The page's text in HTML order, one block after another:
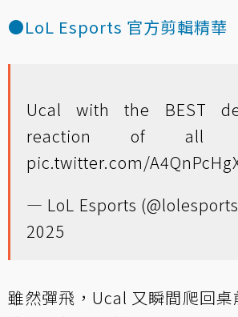
●LoL Esports 官方剪輯精華
Ucal with the BEST
reaction of all
pic.twitter.com/
— LoL Esports
2025
雖然彈飛，Ucal 又瞬間爬回